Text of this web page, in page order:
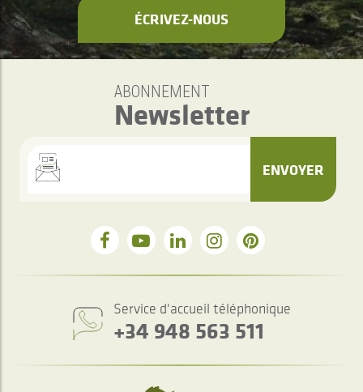
ÉCRIVEZ-NOUS
ABONNEMENT
Newsletter
ENVOYER
Service d'accueil téléphonique
+34 948 563 511